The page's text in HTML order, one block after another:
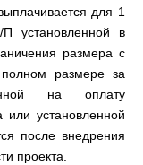
для 1
установленной в
размера с
размере за
на оплату
или установленной
после внедрения
проекта